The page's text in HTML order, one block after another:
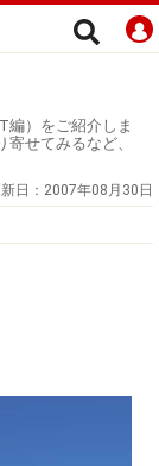
編）をご紹介しま
せてみるなど、
日： 2007年08月30日